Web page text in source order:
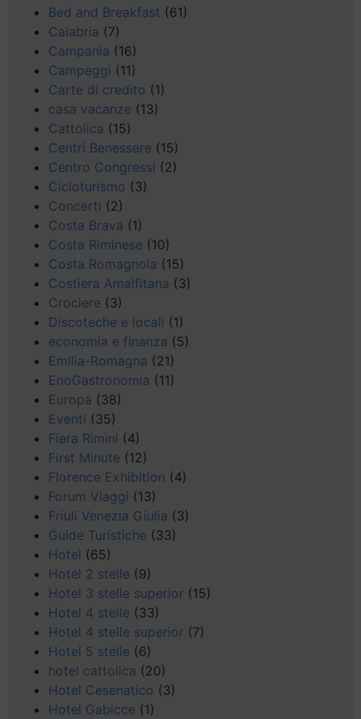
Bed and Breakfast (61)
Calabria (7)
Campania (16)
Campeggi (11)
Carte di credito (1)
casa vacanze (13)
Cattolica (15)
Centri Benessere (15)
Centro Congressi (2)
Cicloturismo (3)
Concerti (2)
Costa Brava (1)
Costa Riminese (10)
Costa Romagnola (15)
Costiera Amalfitana (3)
Crociere (3)
Discoteche e locali (1)
economia e finanza (5)
Emilia-Romagna (21)
EnoGastronomia (11)
Europa (38)
Eventi (35)
Fiera Rimini (4)
First Minute (12)
Florence Exhibition (4)
Forum Viaggi (13)
Friuli Venezia Giulia (3)
Guide Turistiche (33)
Hotel (65)
Hotel 2 stelle (9)
Hotel 3 stelle superior (15)
Hotel 4 stelle (33)
Hotel 4 stelle superior (7)
Hotel 5 stelle (6)
hotel cattolica (20)
Hotel Cesenatico (3)
Hotel Gabicce (1)